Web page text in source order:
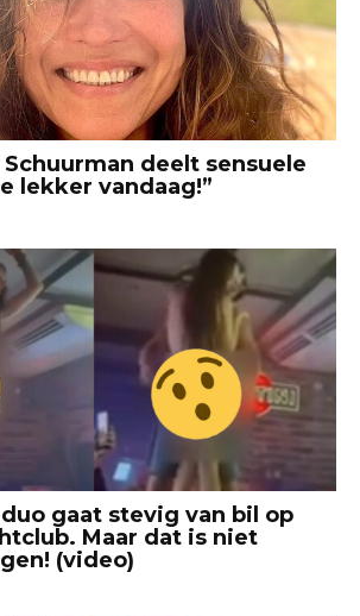
deelt sensuele
lekker vandaag!”
gaat stevig van bil op
Maar dat is niet
(video)